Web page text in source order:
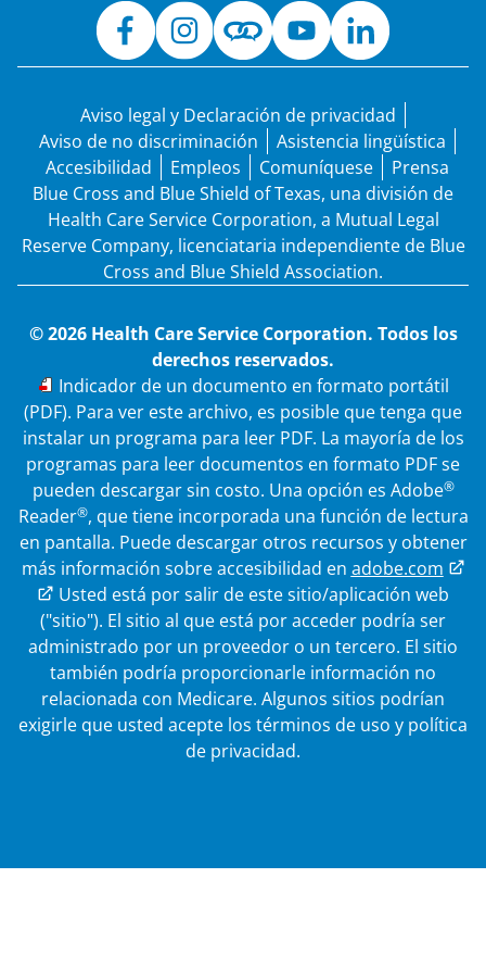
Aviso legal y Declaración de privacidad
Aviso de no discriminación
Asistencia lingüística
Accesibilidad
Empleos Comuníquese
Prensa
Blue Cross and Blue Shield of Texas, una división de
Health Care Service Corporation, a Mutual Legal
Reserve Company, licenciataria independiente de Blue
Cross and Blue Shield Association.
© 2026 Health Care Service Corporation. Todos los
derechos reservados.
PDF
Indicador de un documento en formato portátil
(PDF). Para ver este archivo, es posible que tenga que
instalar un programa para leer PDF. La mayoría de los
programas para leer documentos en formato PDF se
pueden descargar sin costo. Una opción es Adobe®
Reader®, que tiene incorporada una función de lectura
en pantalla. Puede descargar otros recursos y obtener
más información sobre accesibilidad en adobe.com
Enlace externo
Usted está por salir de este sitio/aplicación web
("sitio"). El sitio al que está por acceder podría ser
administrado por un proveedor o un tercero. El sitio
también podría proporcionarle información no
relacionada con Medicare. Algunos sitios podrían
exigirle que usted acepte los términos de uso y política
de privacidad.